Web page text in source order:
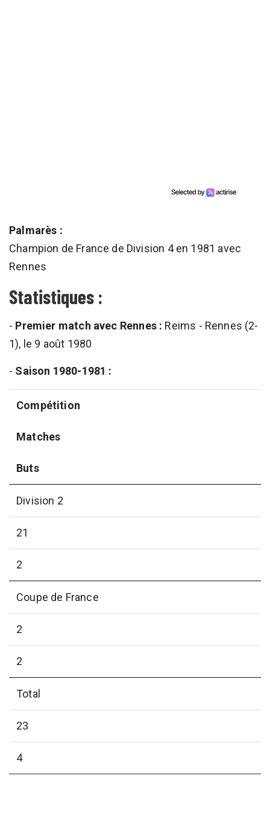
Palmarès :
Champion de France de Division 4 en 1981 avec
Rennes
Statistiques :
- Premier match avec Rennes : Reims - Rennes (2-
1), le 9 août 1980
- Saison 1980-1981 :
Compétition
Matches
Buts
Division 2
21
2
Coupe de France
2
2
Total
23
4